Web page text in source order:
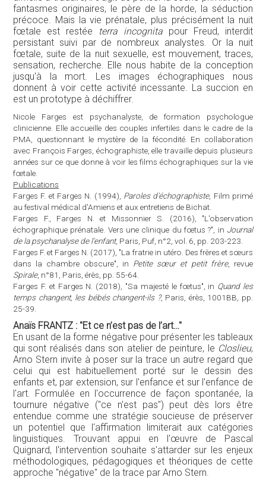
fantasmes originaires, le père de la horde, la séduction
précoce. Mais la vie prénatale, plus précisément la nuit
fœtale est restée
terra incognita pour Freud, interdit
persistant suivi par de nombreux analystes. Or la nuit
fœtale, suite de la nuit sexuelle, est mouvement, traces,
sensation, recherche. Elle nous habite de la conception
jusqu'à la mort. Les images échographiques nous
donnent à voir cette activité incessante. La succion en
est un prototype à déchiffrer.
Nicole Farges est psychanalyste, de formation psychologue
clinicienne. Elle accueille des couples infertiles dans le cadre de la
PMA, questionnant le mystère de la fécondité. En collaboration
avec François Farges, échographiste, elle travaille depuis plusieurs
années sur ce que donne à voir les films échographiques sur la vie
fœtale.
Publications
Farges F. et Farges N. (1994), Paroles d'échographiste, Film primé
au festival médical d'Amiens et aux entretiens de Bichat.
Farges F., Farges N. et Missonnier S. (2016), "L'observation
échographique prénatale. Vers une clinique du fœtus ?", in Journal
de la psychanalyse de l'enfant, Paris, Puf, n°2, vol. 6, pp. 203-223.
Farges F. et Farges N. (2017), "La fratrie in utéro. Des frères et sœurs
dans la chambre obscure", in Petite sœur et petit frère, revue
Spirale, n°81, Paris, érès, pp. 55-64.
Farges F. et Farges N. (2018), "Sa majesté le fœtus", in Quand les
temps changent, les bébés changent-ils ?, Paris, érès, 1001BB, pp.
25-39.
Anaïs FRANTZ : "Et ce n’est pas de l’art…"
En usant de la forme négative pour présenter les tableaux
qui sont réalisés dans son atelier de peinture, le Closlieu,
Arno Stern invite à poser sur la trace un autre regard que
celui qui est habituellement porté sur le dessin des
enfants et, par extension, sur l'enfance et sur l'enfance de
l'art. Formulée en l'occurrence de façon spontanée, la
tournure négative ("ce n'est pas") peut dès lors être
entendue comme une stratégie soucieuse de préserver
un potentiel que l'affirmation limiterait aux catégories
linguistiques. Trouvant appui en l'œuvre de Pascal
Quignard, l'intervention souhaite s'attarder sur les enjeux
méthodologiques, pédagogiques et théoriques de cette
approche "négative" de la trace par Arno Stern.